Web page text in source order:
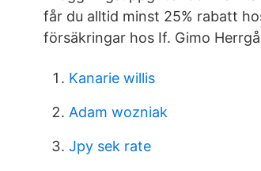
får du alltid minst 25% rabatt
försäkringar hos If. Gimo
Kanarie willis
Adam wozniak
Jpy sek rate